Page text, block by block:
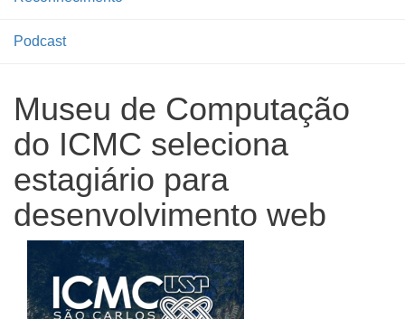
Podcast
Museu de Computação
do ICMC seleciona
estagiário para
desenvolvimento web